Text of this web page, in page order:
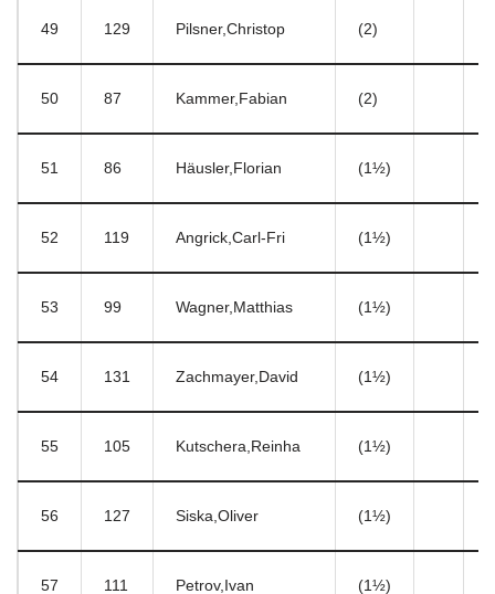
49 129 Pilsner,Christop (2)
50 87 Kammer,Fabian (2)
51 86 Häusler,Florian (1½)
52 119 Angrick,Carl-Fri (1½)
53 99 Wagner,Matthias (1½)
54 131 Zachmayer,David (1½)
55 105 Kutschera,Reinha (1½)
56 127 Siska,Oliver (1½)
57 111 Petrov,Ivan (1½)